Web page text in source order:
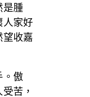
是腫
人家好
收嘉
。傲
苦，